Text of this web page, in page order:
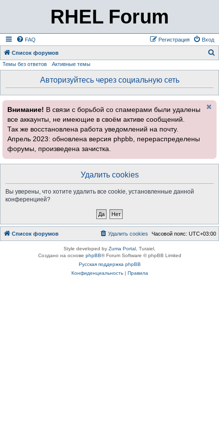
RHEL Forum
FAQ Вход
Регистрация
Список форумов
Темы без ответов Активные темы
Авторизуйтесь через социальную сеть
Внимание! В связи с борьбой со спамерами были удалены
все аккаунты, не имеющие в своём активе сообщений.
Так же восстановлена работа уведомлений на почту.
Апрель 2023: обновлена версия phpbb, перераспределены
форумы, произведена зачистка.
Удалить cookies
Вы уверены, что хотите удалить все cookie, установленные данной
конференцией?
Список форумов Часовой пояс: UTC+03:00
Удалить cookies
Style developed by Zuma Portal , Turaiel,
Создано на основе phpBB® Forum Software © phpBB Limited
Русская поддержка phpBB
Конфиденциальность| Правила